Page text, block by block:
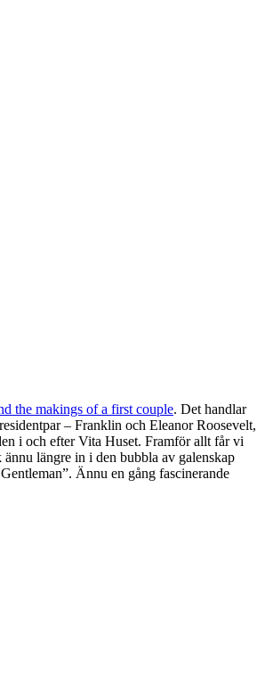
the makings of a first couple. Det handlar
– Franklin och Eleanor Roosevelt,
i och efter Vita Huset. Framför allt får vi
längre in i den bubbla av galenskap
Ännu en gång fascinerande